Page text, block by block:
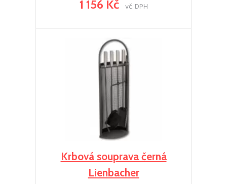
1 156 Kč vč. DPH
Krbová souprava černá
Lienbacher